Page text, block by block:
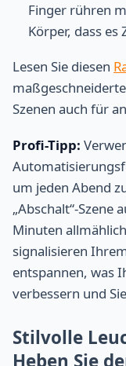
Finger rühren
Körper, dass
Lesen Sie diesen
Szenen auch für
Profi-Tipp:
um jeden Abend
„Abschalt“-Szene
Minuten
signalisieren
entspannen, was
verbessern und
Stilvolle
Heben Sie